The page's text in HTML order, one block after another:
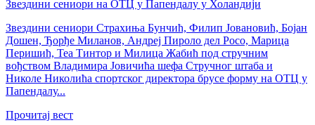
Звездини сениори на ОТЦ у Папендалу у Холандији
Звездини сениори Страхиња Бунчић, Филип Јовановић, Бојан
Дошен, Ђорђе Миланов, Андреј Пироло дел Росо, Марица
Перишић, Теа Тинтор и Милица Жабић под стручним
вођством Владимира Јовичића шефа Стручног штаба и
Николе Николића спортског директора брусе форму на ОТЦ у
Папендалу...
Прочитај вест